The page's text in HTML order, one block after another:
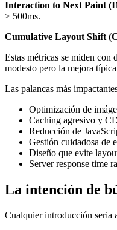
Interaction to Next Paint
> 500ms.
Cumulative Layout Shift
Estas métricas se miden
modesto pero la mejora
Las palancas más
Optimización de
Caching agresivo y
Reducción de
Gestión cuidadosa de
Diseño que evite
Server response time
La intención de
Cualquier introducción seria